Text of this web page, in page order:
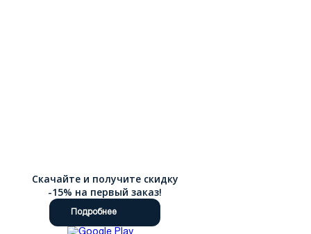
Скачайте и получите скидку
-15% на первый заказ!
Подробнее